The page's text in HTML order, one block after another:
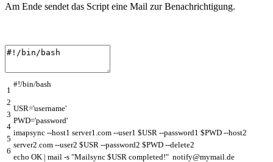
Am Ende sendet das Script eine Mail zur Benachrichtigung.
1
2
3
4
5
6
#!/bin/bash
USR='username'
PWD='password'
imapsync --host1 server1 com --user1 $USR --password1 $PWD --host2
server2 com --user2 $USR --password2 $PWD --delete2
echo OK | mail -s "Mailsync $USR completed!" notify@mymail de